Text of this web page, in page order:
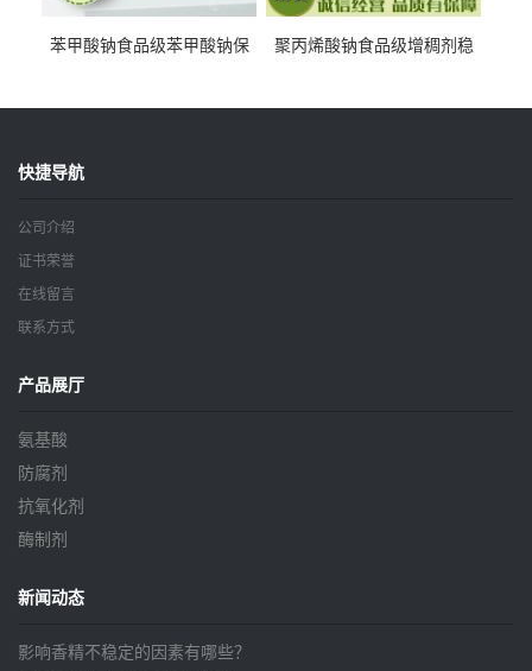
苯甲酸钠食品级苯甲酸钠保
聚丙烯酸钠食品级增稠剂稳
快捷导航
公司介绍
证书荣誉
在线留言
联系方式
产品展厅
氨基酸
防腐剂
抗氧化剂
酶制剂
新闻动态
影响香精不稳定的因素有哪些？